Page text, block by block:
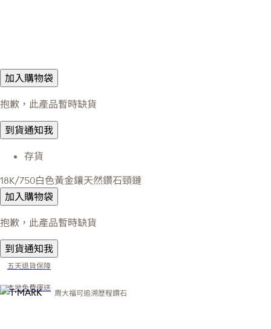
加入購物袋
抱歉，此產品暫時缺貨
到貨通知我
存貨
18K/750白色黃金鑲天然鑽石頸鏈
加入購物袋
抱歉，此產品暫時缺貨
到貨通知我
五天退貨保障
本地免費運送
周大福可追溯歷程鑽石